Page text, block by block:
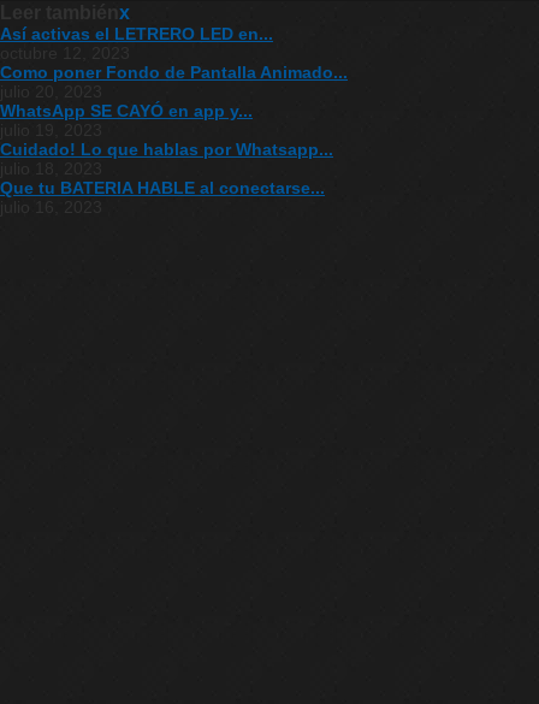
x
Así activas el LETRERO LED en...
Como poner Fondo de Pantalla Animado...
WhatsApp SE CAYÓ en app y...
Cuidado! Lo que hablas por Whatsapp...
Que tu BATERIA HABLE al conectarse...